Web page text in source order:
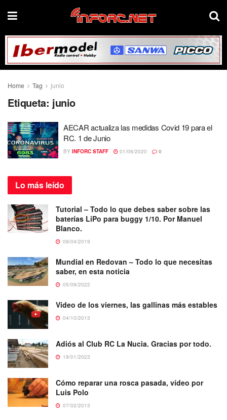
Home Tag junio
Etiqueta: junio
AECAR actualiza las medidas Covid 19 para el
RC. 1 de Junio
BY INFORC STAFF 01/06/2020 0
Lo más leído
Tutorial – Todo lo que debes saber sobre las
baterías LiPo para buggy 1/10. Por Manuel
Blanco.
09/04/2019
Mundial en Redovan – Todo lo que necesitas
saber, en esta noticia
05/09/2022
Video de los viernes, las gallinas más estables
04/10/2013
Adiós al Club RC La Nucia. Gracias por todo.
19/01/2023
Cómo reparar una rosca pasada, vídeo por
Luis Polo
07/02/2013